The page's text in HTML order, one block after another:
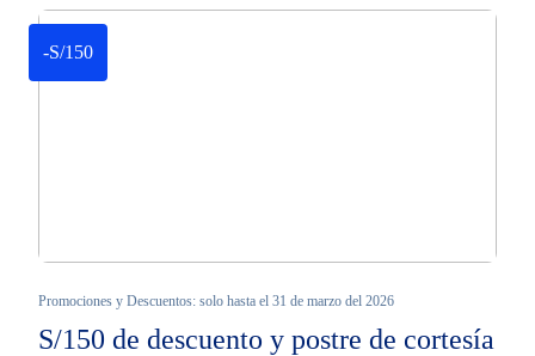
-S/150
Promociones y Descuentos: solo hasta el 31 de marzo del 2026
S/150 de descuento y postre de cortesía